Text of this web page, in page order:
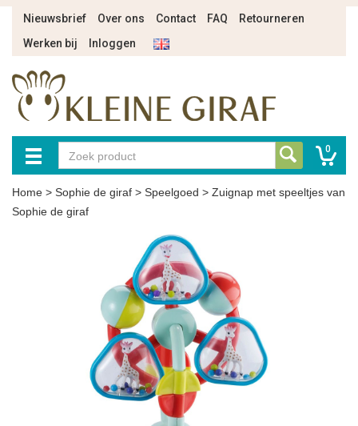
Nieuwsbrief Over ons Contact FAQ
Retourneren
Werken bij
Inloggen
0
Home > Sophie de giraf > Speelgoed > Zuignap met speeltjes van
Sophie de giraf